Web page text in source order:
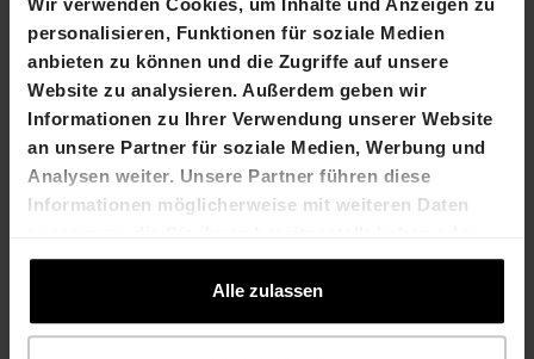
personalisieren, Funktionen für soziale Medien
anbieten zu können und die Zugriffe auf unsere
Website zu analysieren. Außerdem geben wir
Informationen zu Ihrer Verwendung unserer Website
an unsere Partner für soziale Medien, Werbung und
Analysen weiter. Unsere Partner führen diese
Informationen möglicherweise mit weiteren Daten
die sie im Rahmen Ihrer Nutzung der Dienste
Alle zulassen